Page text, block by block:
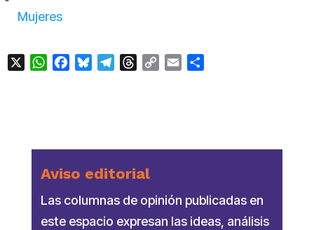
Mujeres
WhatsApp
FacebookBlueskyTelegramThreads
Copy Email
Aviso editorial
Las columnas de opinión publicadas en
este espacio expresan las ideas, análisis